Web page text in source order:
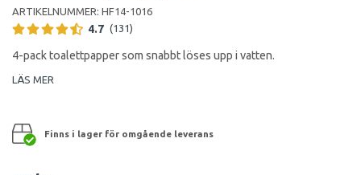
ARTIKELNUMMER: HF14-1016
4.7 (131)
4-pack toalettpapper som snabbt löses upp i vatten.
LÄS MER
Finns i lager för omgående leverans